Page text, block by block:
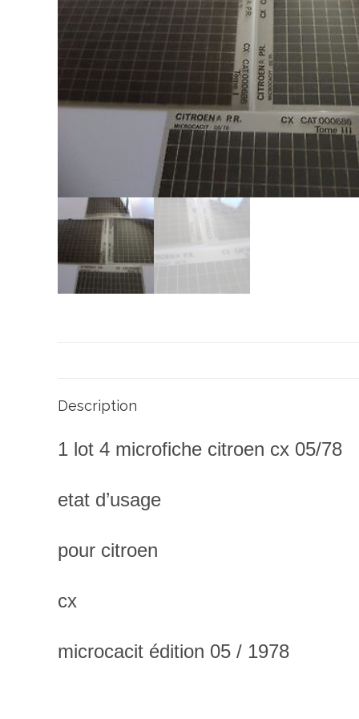
Description
1 lot 4 microfiche citroen cx 05/78
etat d’usage
pour citroen
cx
microcacit édition 05 / 1978